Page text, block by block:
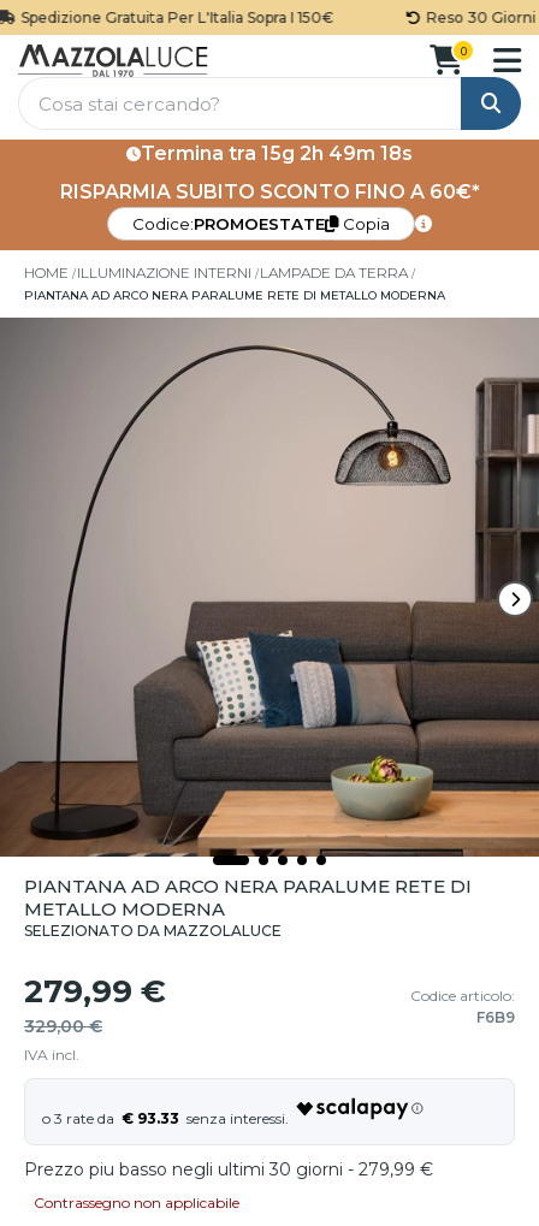
Spedizione Gratuita Per L'Italia Sopra I 150€ Reso 30 Giorni
Cerca
0
Termina tra15g 2h 49m 17s
RISPARMIA SUBITO SCONTO FINO A 60€*
Codice:PROMOESTATE Copia
HOME ILLUMINAZIONE INTERNI LAMPADE DA TERRA
PIANTANA AD ARCO NERA PARALUME RETE DI METALLO MODERNA
PIANTANA AD ARCO NERA PARALUME RETE DI
METALLO MODERNA
SELEZIONATO DA MAZZOLALUCE
279,99 €
329,00 €
IVA incl.
Codice articolo:
F6B9
€ 93.33
Prezzo piu basso negli ultimi 30 giorni - 279,99 €
Contrassegno non applicabile